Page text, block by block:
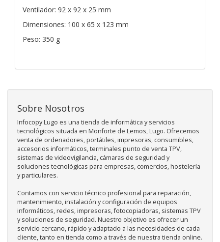
Ventilador: 92 x 92 x 25 mm
Dimensiones: 100 x 65 x 123 mm
Peso: 350 g
Sobre Nosotros
Infocopy Lugo es una tienda de informática y servicios
tecnológicos situada en Monforte de Lemos, Lugo. Ofrecemos
venta de ordenadores, portátiles, impresoras, consumibles,
accesorios informáticos, terminales punto de venta TPV,
sistemas de videovigilancia, cámaras de seguridad y
soluciones tecnológicas para empresas, comercios, hostelería
y particulares.
Contamos con servicio técnico profesional para reparación,
mantenimiento, instalación y configuración de equipos
informáticos, redes, impresoras, fotocopiadoras, sistemas TPV
y soluciones de seguridad. Nuestro objetivo es ofrecer un
servicio cercano, rápido y adaptado a las necesidades de cada
cliente, tanto en tienda como a través de nuestra tienda online.